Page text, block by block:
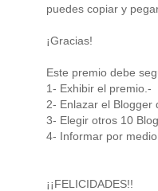
puedes copiar y
¡Gracias!
Este premio debe
1- Exhibir el premio.-
2- Enlazar el Blogger
3- Elegir otros 10
4- Informar por
¡¡FELICIDADES!!